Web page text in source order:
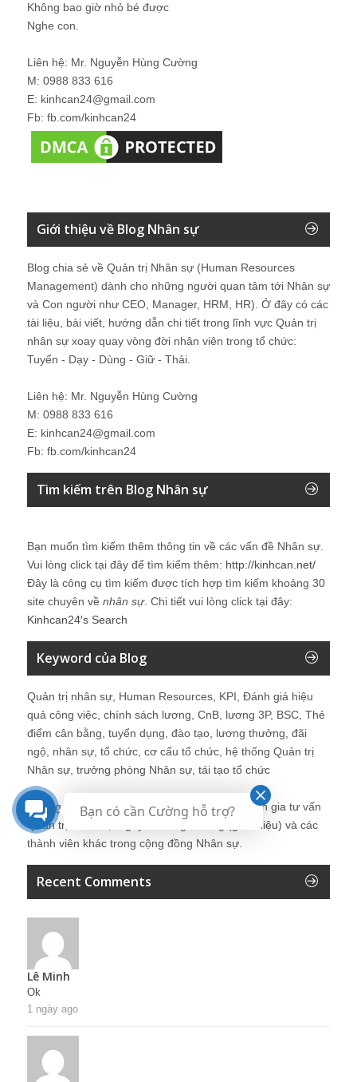
Không bao giờ nhỏ bé được
Nghe con.
Liên hệ: Mr. Nguyễn Hùng Cường
M: 0988 833 616
E: kinhcan24@gmail.com
Fb: fb.com/kinhcan24
Giới thiệu về Blog Nhân sự
Blog chia sẻ về Quản trị Nhân sự (Human Resources
Management) dành cho những người quan tâm tới Nhân sự
và Con người như CEO, Manager, HRM, HR). Ở đây có các
tài liệu, bài viết, hướng dẫn chi tiết trong lĩnh vực Quản trị
nhân sự xoay quay vòng đời nhân viên trong tổ chức:
Tuyển - Dạy - Dùng - Giữ - Thải.
Liên hệ: Mr. Nguyễn Hùng Cường
M: 0988 833 616
E: kinhcan24@gmail.com
Fb: fb.com/kinhcan24
Tìm kiếm trên Blog Nhân sự
Bạn muốn tìm kiếm thêm thông tin về các vấn đề Nhân sự.
Vui lòng click tại đây để tìm kiếm thêm: http://kinhcan.net/
Đây là công cụ tìm kiếm được tích hợp tìm kiếm khoảng 30
site chuyên về nhân sự. Chi tiết vui lòng click tại đây:
Kinhcan24′s Search
Keyword của Blog
Quản trị nhân sự, Human Resources, KPI, Đánh giá hiệu
quả công việc, chính sách lương, CnB, lương 3P, BSC, Thẻ
điểm cân bằng, tuyển dụng, đào tạo, lương thưởng, đãi
ngộ, nhân sự, tổ chức, cơ cấu tổ chức, hệ thống Quản trị
Nhân sự, trưởng phòng Nhân sự, tái tạo tổ chức
Những bài viết tại blog được chia sẻ bởi chuyên gia tư vấn
Quản trị Nhân sự Nguyễn Hùng Cường (
giới thiệu) và các
thành viên khác trong cộng đồng Nhân sự.
Recent Comments
Lê Minh
Ok
1 ngày ago
Bạn có cần Cường hỗ trợ?